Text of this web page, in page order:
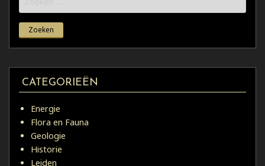
naar:
CATEGORIEËN
Energie
Flora en Fauna
Geologie
Historie
Leiden